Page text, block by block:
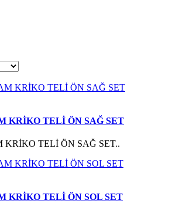
KRİKO TELİ ÖN SAĞ SET
KRİKO TELİ ÖN SAĞ SET..
KRİKO TELİ ÖN SOL SET